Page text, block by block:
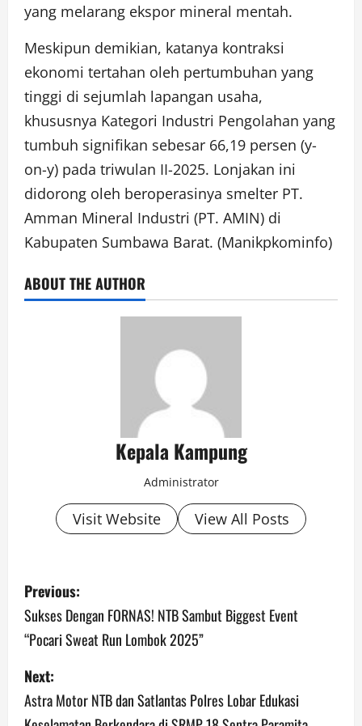
yang melarang ekspor mineral mentah.
Meskipun demikian, katanya kontraksi
ekonomi tertahan oleh pertumbuhan yang
tinggi di sejumlah lapangan usaha,
khususnya Kategori Industri Pengolahan yang
tumbuh signifikan sebesar 66,19 persen (y-
on-y) pada triwulan II-2025. Lonjakan ini
didorong oleh beroperasinya smelter PT.
Amman Mineral Industri (PT. AMIN) di
Kabupaten Sumbawa Barat. (Manikpkominfo)
ABOUT THE AUTHOR
Kepala Kampung
Administrator
Visit Website View All Posts
P
o
s
t
n
Previous:
Sukses Dengan FORNAS! NTB Sambut Biggest Event
“Pocari Sweat Run Lombok 2025”
Next:
Astra Motor NTB dan Satlantas Polres Lobar Edukasi